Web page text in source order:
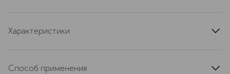
Характеристики
тип продукта
Способ применения